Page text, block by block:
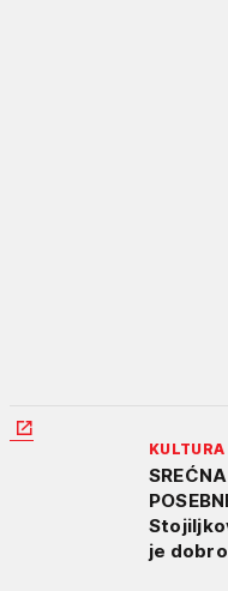
KULTURA
je